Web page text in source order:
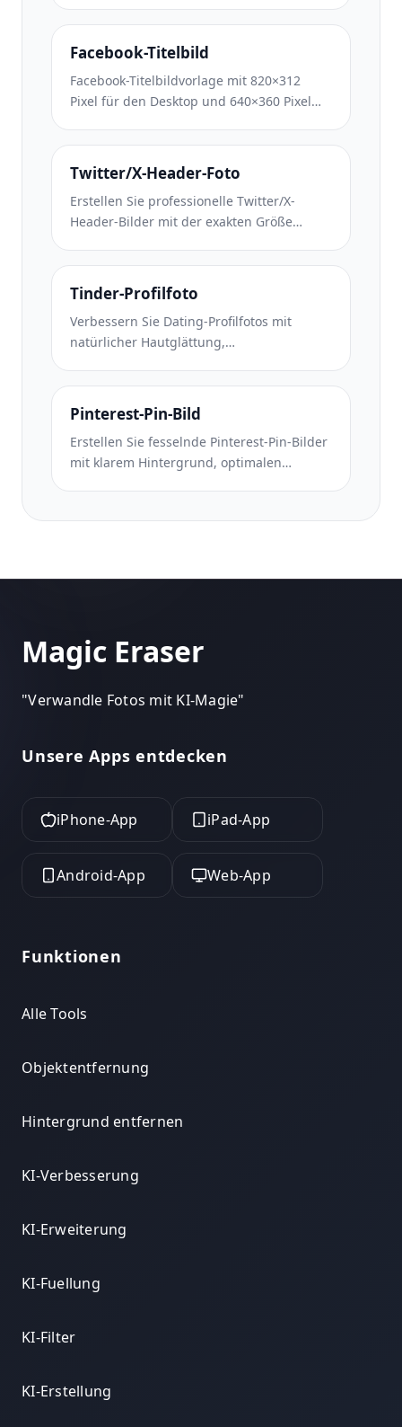
Erstellerfotos, gerätespezifisches Layout
und markenkonsistente Kanalgrafiken.
Facebook-Titelbild
Facebook-Titelbildvorlage mit 820×312
Pixel für den Desktop und 640×360 Pixel
Markenbilder mit geeigneten sicheren
Zonen für die Überlappung von
Profilbildern und die Platzierung von CTA-
Buttons.
Twitter/X-Header-Foto
Erstellen Sie professionelle Twitter/X-
Header-Bilder mit der exakten Größe
Überlappung von Profilbildern und
funktioniert sowohl im dunklen als auch im
hellen Modus.
Tinder-Profilfoto
Verbessern Sie Dating-Profilfotos mit
natürlicher Hautglättung,
Beleuchtungskorrektur und subtiler
Farbkorrektur, die authentisch aussieht –
nicht gefiltert.
Pinterest-Pin-Bild
Erstellen Sie fesselnde Pinterest-Pin-Bilder
mit klarem Hintergrund, optimalen
bereiter Komposition.
Magic Eraser
"Verwandle Fotos mit KI-Magie"
Unsere Apps entdecken
iPhone-App iPad-App
Android-App Web-App
Funktionen
Alle Tools
Objektentfernung
Hintergrund entfernen
KI-Verbesserung
KI-Erweiterung
KI-Fuellung
KI-Filter
KI-Erstellung